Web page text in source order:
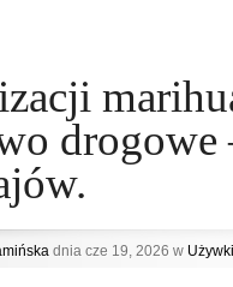
drogowe
dnia cze 19, 2026 w Używki